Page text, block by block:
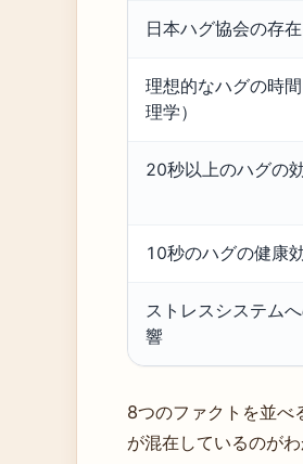
日本ハグ協会の存在
理想的なハグの時
理学）
20秒以上のハグの
10秒のハグの健康
ストレスシステム
響
8つのファクトを並べ
が混在しているのが